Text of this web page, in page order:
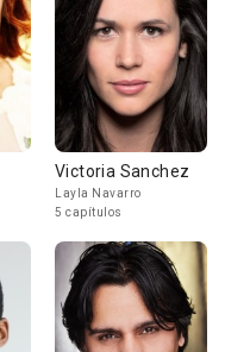
Victoria Sanchez
Layla Navarro
5 capítulos